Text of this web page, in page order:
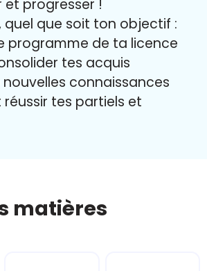
progresser !
quel que soit ton objectif :
programme de ta licence
tes acquis
nouvelles connaissances
réussir tes partiels et
matières